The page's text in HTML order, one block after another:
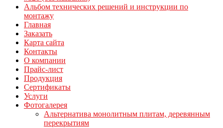
Альбом технических решений и инструкции по
монтажу
Главная
Заказать
Карта сайта
Контакты
О компании
Прайс-лист
Продукция
Сертификаты
Услуги
Фотогалерея
Альтернатива монолитным плитам, деревянным
перекрытиям